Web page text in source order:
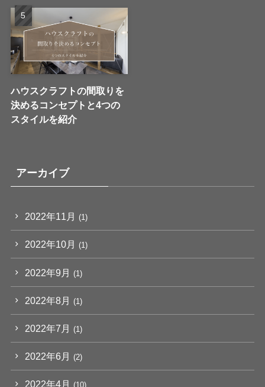
ハウスクラフトの間取りを
決めるコンセプトと4つの
スタイルを紹介
アーカイブ
2022年11月 (1)
2022年10月 (1)
2022年9月 (1)
2022年8月 (1)
2022年7月 (1)
2022年6月 (2)
2022年4月 (10)